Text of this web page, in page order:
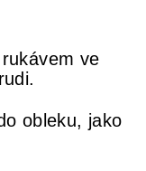
ve
obleku, jako